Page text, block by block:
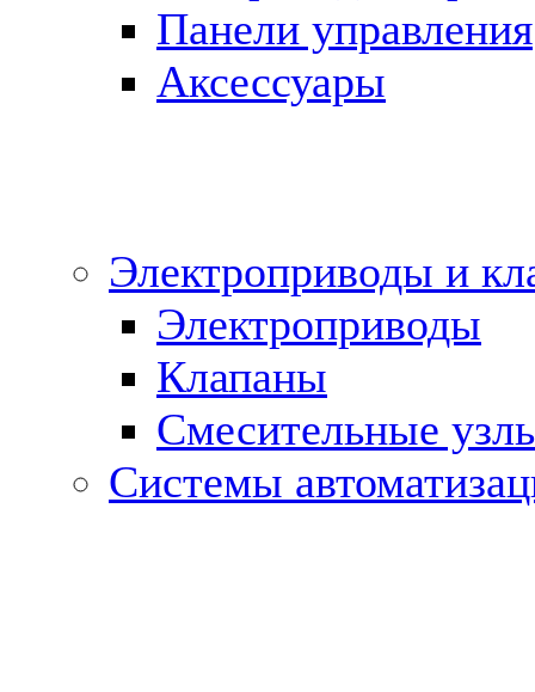
Панели управления
Аксессуары
Электроприводы и
Электроприводы
Клапаны
Cмесительные
Системы